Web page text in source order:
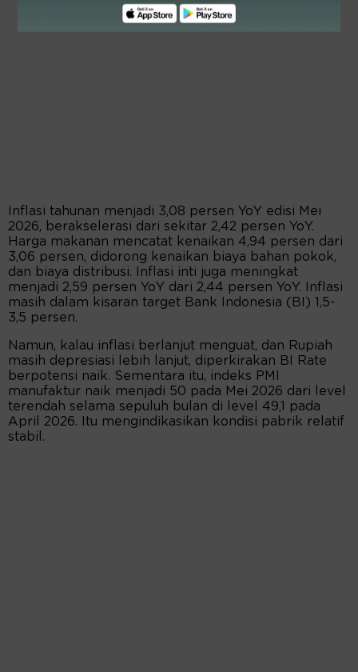
Inflasi tahunan menjadi 3,08 persen YoY edisi Mei
2026, berakselerasi dari sekitar 2,42 persen YoY.
Harga makanan mencatat kenaikan 4,94 persen dari
3,06 persen, didorong kenaikan biaya bahan pokok,
dan biaya distribusi. Inflasi inti juga meningkat
menjadi 2,59 persen YoY dari 2,44 persen YoY. Inflasi
masih dalam kisaran target Bank Indonesia (BI) 1,5-
3,5 persen.
Namun, kalau inflasi berlanjut menguat, dan Rupiah
masih depresiasi lebih lanjut, diperkirakan BI Rate
berpotensi naik. Sementara itu, indeks PMI
manufaktur naik menjadi 50 pada Mei 2026 dari level
terendah selama sepuluh bulan di level 49,1 pada
April 2026. Itu mengindikasikan kondisi pabrik relatif
stabil.